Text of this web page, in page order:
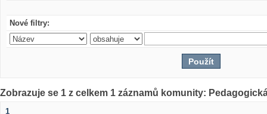
Nové filtry:
Zobrazuje se 1 z celkem 1 záznamů komunity:
1